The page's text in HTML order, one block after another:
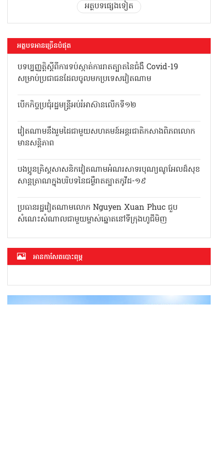
អត្ថបទផ្សេងទៀត
អត្ថបទអានច្រើនបំផុត
បទប្បញ្ញត្តិស្តីពីការទប់ស្កាត់ការរាតត្បាតនៃជំងឺ Covid-19
សម្រាប់ប្រជាជនដែលចូលមកប្រទេសវៀតណាម
បើកកិច្ចប្រជុំរដ្ឋមន្ត្រីអប់រំអាស៊ានលើកទី១២
វៀតណាមនឹងរួមដៃជាមួយសហគមន៍អន្តរជាតិកសាងពិភពលោក
មានសន្តិភាព
បងប្អូនគ្រិស្តសាសនិកវៀតណាមអំណរសាទរបុណ្យណូអែលដ៏សុខ
សាន្តត្រាណក្នុងបរិបទនៃជម្ងឺរាតត្បាតកូវីដ-១៩
ប្រធានរដ្ឋវៀតណាមលោក Nguyen Xuan Phuc ជួប
សំណេះសំណាលជាមួយម្ចាស់ឆ្នោតនៅទីក្រុងហូជីមិញ
អាន​កាសែត​បោះពុម្ភ